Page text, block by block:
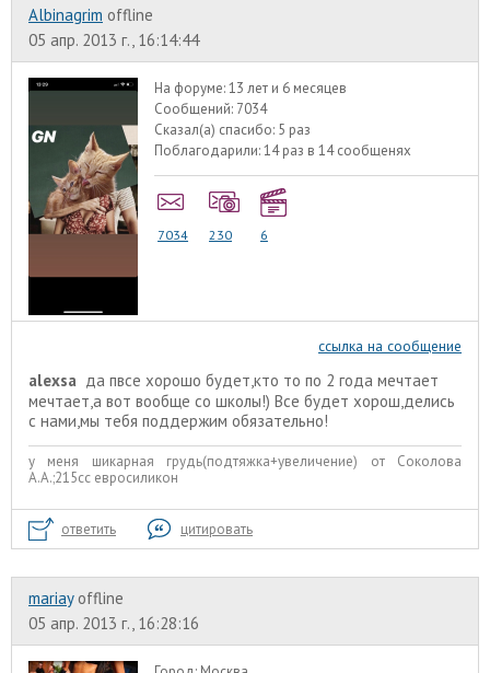
Albinagrim offline
05 апр. 2013 г., 16:14:44
На форуме:13 лет и 6 месяцев
Сообщений: 7034
Сказал(а) спасибо: 5 раз
Поблагодарили:14 раз в 14 сообщенях
7034 230 6
ссылка на сообщение
alexsa да пвсе хорошо будет,кто то по 2 года мечтает
мечтает,а вот вообще со школы!) Все будет хорош,делись
с нами,мы тебя поддержим обязательно!
у меня шикарная грудь(подтяжка+увеличение) от Соколова
А.А.;215сс евросиликон
ответить цитировать
mariay offline
05 апр. 2013 г., 16:28:16